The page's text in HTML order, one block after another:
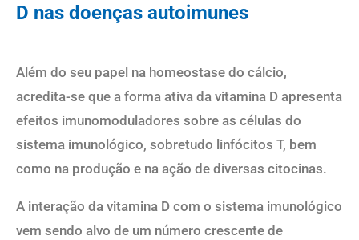
D nas doenças autoimunes
Além do seu papel na homeostase do cálcio,
acredita-se que a forma ativa da vitamina D apresenta
efeitos imunomoduladores sobre as células do
sistema imunológico, sobretudo linfócitos T, bem
como na produção e na ação de diversas citocinas.
A interação da vitamina D com o sistema imunológico
vem sendo alvo de um número crescente de